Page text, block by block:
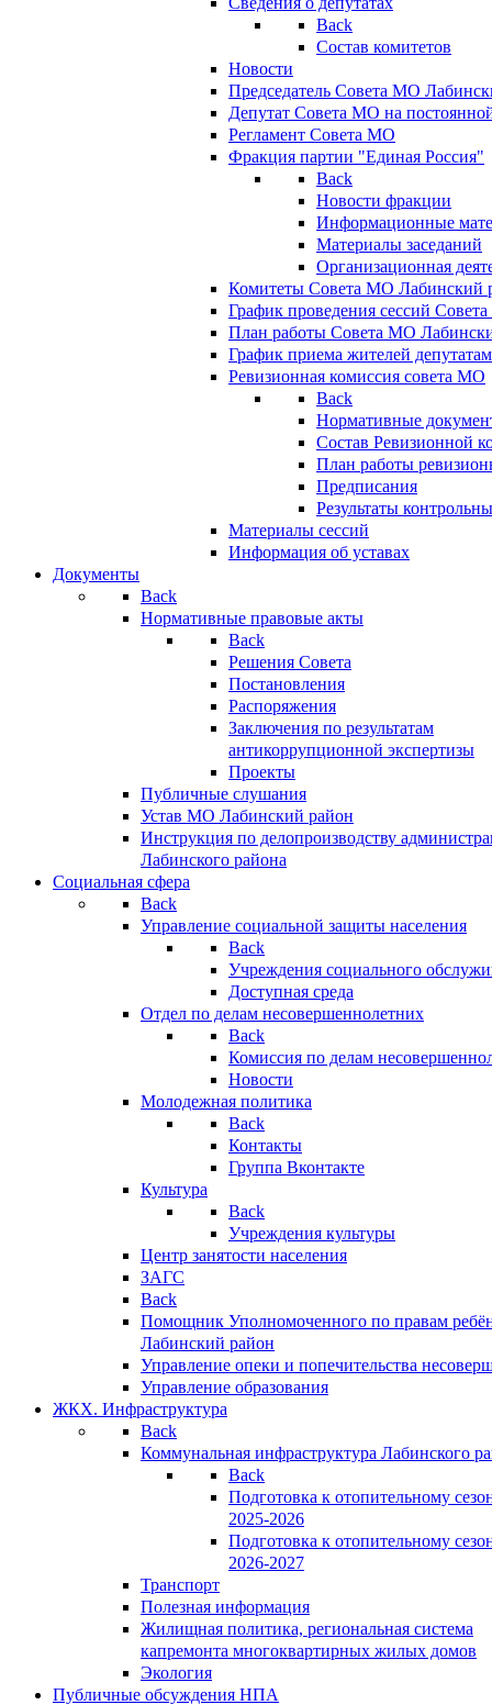
Back
Состав комитетов
Новости
Председатель Совета МО
Депутат Совета МО на
Регламент Совета МО
Фракция партии "Единая Россия"
Back
Новости фракции
Информационные
Материалы заседаний
Организационная
Комитеты Совета МО Лабинский
График проведения сессий
План работы Совета МО
График приема жителей
Ревизионная комиссия совета МО
Back
Нормативные
Состав Ревизионной
План работы
Предписания
Результаты
Материалы сессий
Информация об уставах
Документы
Back
Нормативные правовые акты
Back
Решения Совета
Постановления
Распоряжения
Заключения по результатам
антикоррупционной экспертизы
Проекты
Публичные слушания
Устав МО Лабинский район
Инструкция по делопроизводству
Лабинского района
Социальная сфера
Back
Управление социальной защиты населения
Back
Учреждения социального
Доступная среда
Отдел по делам несовершеннолетних
Back
Комиссия по делам
Новости
Молодежная политика
Back
Контакты
Группа Вконтакте
Культура
Back
Учреждения культуры
Центр занятости населения
ЗАГС
Back
Помощник Уполномоченного по правам
Лабинский район
Управление опеки и попечительства
Управление образования
ЖКХ. Инфраструктура
Back
Коммунальная инфраструктура Лабинского
Back
Подготовка к отопительному
2025-2026
Подготовка к отопительному
2026-2027
Транспорт
Полезная информация
Жилищная политика, региональная система
капремонта многоквартирных жилых домов
Экология
Публичные обсуждения НПА